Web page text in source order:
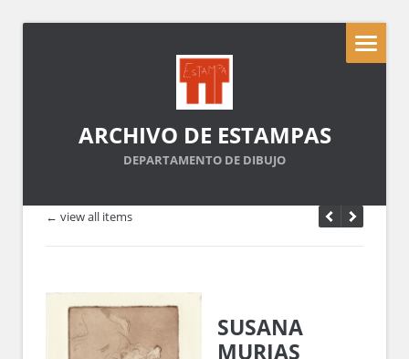
ARCHIVO DE ESTAMPAS
DEPARTAMENTO DE DIBUJO
← view all items
SUSANA
MURIAS